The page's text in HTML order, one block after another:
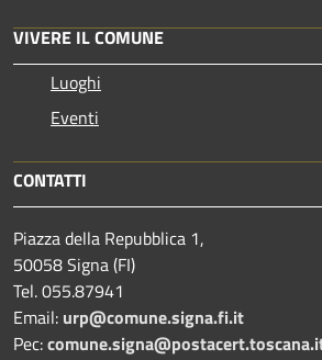
VIVERE IL COMUNE
Luoghi
Eventi
CONTATTI
Piazza della Repubblica 1,
50058 Signa (FI)
Tel. 055.87941
Email: urp@comune.signa.fi.it
Pec: